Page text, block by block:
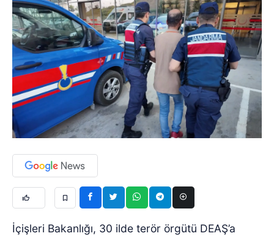
İçişleri Bakanlığı, 30 ilde terör örgütü DEAŞ’a